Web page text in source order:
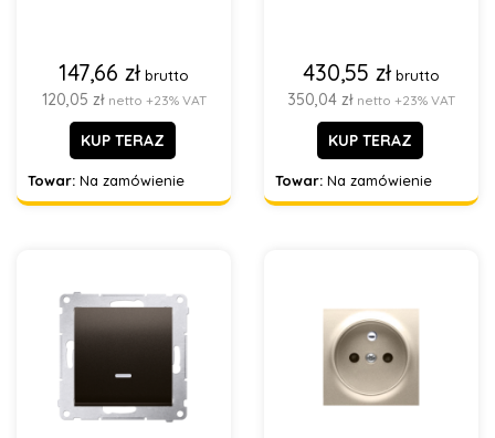
147,66 zł brutto
120,05 zł netto +23% VAT
KUP TERAZ
Towar: Na zamówienie
430,55 zł brutto
350,04 zł netto +23% VAT
KUP TERAZ
Towar: Na zamówienie